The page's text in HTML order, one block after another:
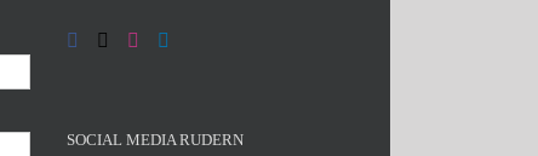
SOCIAL MEDIA RUDERN